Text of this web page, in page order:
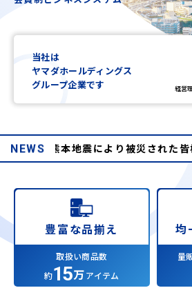
当社は
ヤマダホールディングス
グループ企業です
経営
NEWS
8年熊本地震により被災された皆様へ
豊富な品揃え
取扱い商品数
約15万アイテム
均
量